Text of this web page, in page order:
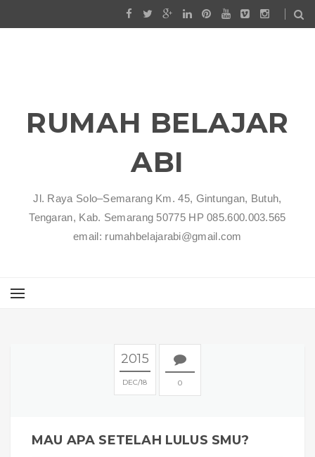
RUMAH BELAJAR
ABI
Jl. Raya Solo–Semarang Km. 45, Gintungan, Butuh,
Tengaran, Kab. Semarang 50775 HP 085.600.003.565
email: rumahbelajarabi@gmail.com
2015
DEC 18 0
MAU APA SETELAH LULUS SMU?